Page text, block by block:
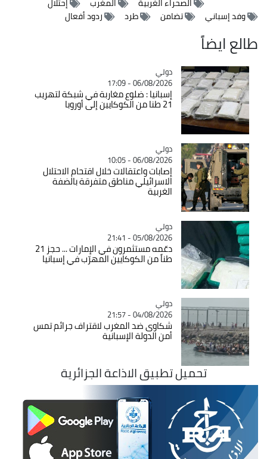
وفد إسباني
تضامن طرد ردود أفعال
طالع ايضاً
Catégorie
دولي
06/08/2026 - 17:09
إسبانيا : ضلوع مغاربة في شبكة لتهريب
21 طنا من الكوكايين إلى أوروبا
Catégorie
دولي
06/08/2026 - 10:05
إصابات واعتقالات خلال اقتحام الاحتلال
الاسرائيلي مناطق متفرقة بالضفة
الغربية
Catégorie
دولي
05/08/2026 - 21:41
دعّمه مستثمرون في الإمارات ... حجز 21
طناً من الكوكايين المهرّب في إسبانيا
Catégorie
دولي
04/08/2026 - 21:57
شكاوى ضد المغرب لاقتراف جرائم تمس
أمن الدولة الإسبانية
تحميل تطبيق الاذاعة الجزائرية